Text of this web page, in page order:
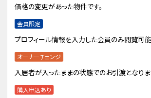
価格の変更があった物件です。
会員限定
プロフィール情報を入力した会員のみ閲覧可能
オーナーチェンジ
入居者が入ったままの状態でのお引渡となりま
購入申込あり